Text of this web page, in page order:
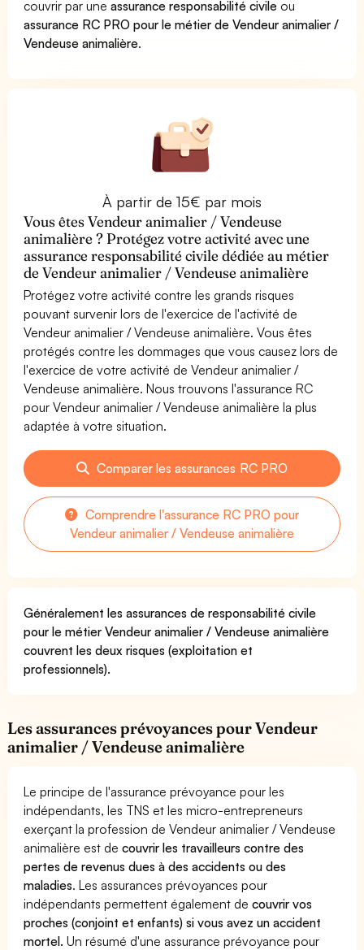
couvrir par uneassurance responsabilité civile ou
assurance RC PRO pour le métier de Vendeur animalier /
Vendeuse animalière.
À partir de 15€ par mois
Vous êtes Vendeur animalier / Vendeuse
animalière ? Protégez votre activité avec une
assurance responsabilité civile dédiée au métier
de Vendeur animalier / Vendeuse animalière
Protégez votre activité contre les grands risques
pouvant survenir lors de l'exercice de l'activité de
Vendeur animalier / Vendeuse animalière. Vous êtes
protégés contre les dommages que vous causez lors de
l'exercice de votre activité de Vendeur animalier /
Vendeuse animalière. Nous trouvons l'assurance RC
pour Vendeur animalier / Vendeuse animalière la plus
adaptée à votre situation.
Comparer les assurances RC PRO
Comprendre l'assurance RC PRO pour
Vendeur animalier / Vendeuse animalière
Généralement les assurances de responsabilité civile
pour le métier Vendeur animalier / Vendeuse animalière
couvrent les deux risques (exploitation et
professionnels).
Les assurances prévoyances pour Vendeur
animalier / Vendeuse animalière
Le principe de l'assurance prévoyance pour les
indépendants, les TNS et les micro-entrepreneurs
exerçant la profession de Vendeur animalier / Vendeuse
animalière est decouvrir les travailleurs contre des
pertes de revenus dues à des accidents ou des
maladies. Les assurances prévoyances pour
indépendants permettent également decouvrir vos
proches (conjoint et enfants) si vous avez un accident
mortel. Un résumé d'une assurance prévoyance pour